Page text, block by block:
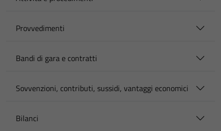
Provvedimenti
Bandi di gara e contratti
Sovvenzioni, contributi, sussidi, vantaggi economici
Bilanci